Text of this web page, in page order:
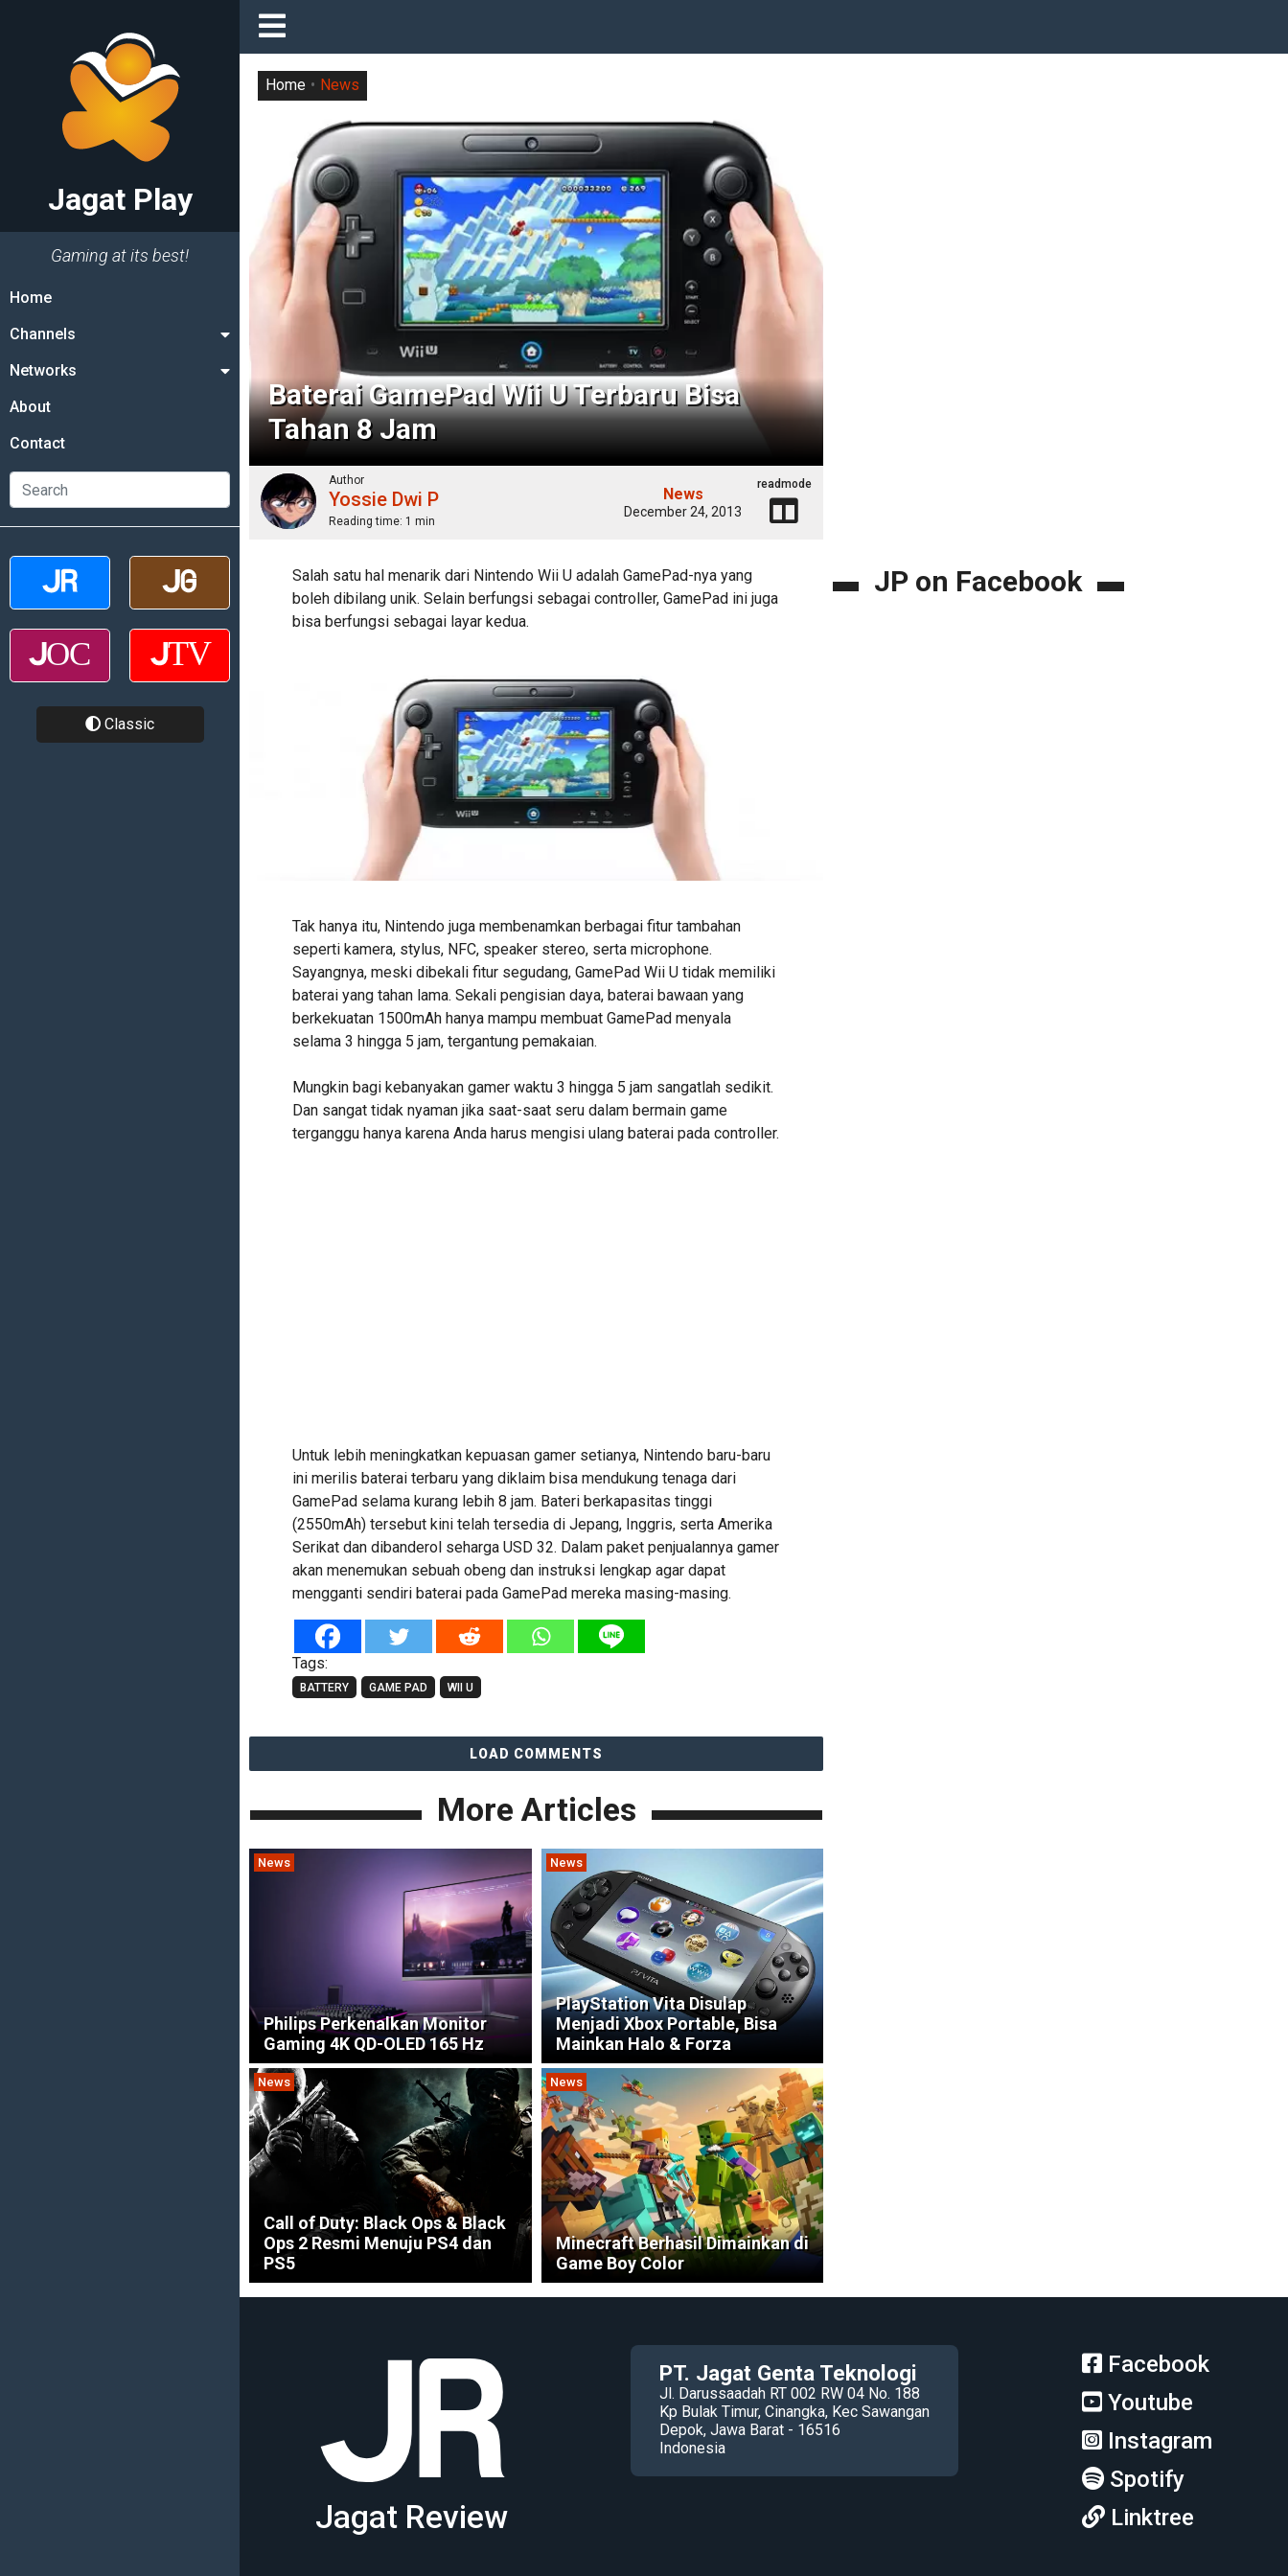
Jagat Play
Gaming at its best!
Home
Channels
Networks
About
Contact
Classic
Baterai GamePad Wii U Terbaru Bisa
Tahan 8 Jam
Home News
Author
Yossie Dwi P
Reading time: 1 min
News
December 24, 2013
readmode
Salah satu hal menarik dari Nintendo Wii U adalah GamePad-nya yang
boleh dibilang unik. Selain berfungsi sebagai controller, GamePad ini juga
bisa berfungsi sebagai layar kedua.
Tak hanya itu, Nintendo juga membenamkan berbagai fitur tambahan
seperti kamera, stylus, NFC, speaker stereo, serta microphone.
Sayangnya, meski dibekali fitur segudang, GamePad Wii U tidak memiliki
baterai yang tahan lama. Sekali pengisian daya, baterai bawaan yang
berkekuatan 1500mAh hanya mampu membuat GamePad menyala
selama 3 hingga 5 jam, tergantung pemakaian.
Mungkin bagi kebanyakan gamer waktu 3 hingga 5 jam sangatlah sedikit.
Dan sangat tidak nyaman jika saat-saat seru dalam bermain game
terganggu hanya karena Anda harus mengisi ulang baterai pada controller.
Untuk lebih meningkatkan kepuasan gamer setianya, Nintendo baru-baru
ini merilis baterai terbaru yang diklaim bisa mendukung tenaga dari
GamePad selama kurang lebih 8 jam. Bateri berkapasitas tinggi
(2550mAh) tersebut kini telah tersedia di Jepang, Inggris, serta Amerika
Serikat dan dibanderol seharga USD 32. Dalam paket penjualannya gamer
akan menemukan sebuah obeng dan instruksi lengkap agar dapat
mengganti sendiri baterai pada GamePad mereka masing-masing.
Tags:
BATTERY GAME PAD WII U
LOAD COMMENTS
More Articles
News
Philips Perkenalkan Monitor
Gaming 4K QD-OLED 165 Hz
News
PlayStation Vita Disulap
Menjadi Xbox Portable, Bisa
Mainkan Halo & Forza
News
Call of Duty: Black Ops & Black
Ops 2 Resmi Menuju PS4 dan
PS5
News
Minecraft Berhasil Dimainkan di
Game Boy Color
JP on Facebook
Jagat Review
PT. Jagat Genta Teknologi
Jl. Darussaadah RT 002 RW 04 No. 188
Kp Bulak Timur, Cinangka, Kec Sawangan
Depok, Jawa Barat - 16516
Indonesia
Facebook
Youtube
Instagram
Spotify
Linktree